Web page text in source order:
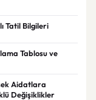
Tatil Bilgileri
Tablosu ve
Aidatlara
Değişiklikler